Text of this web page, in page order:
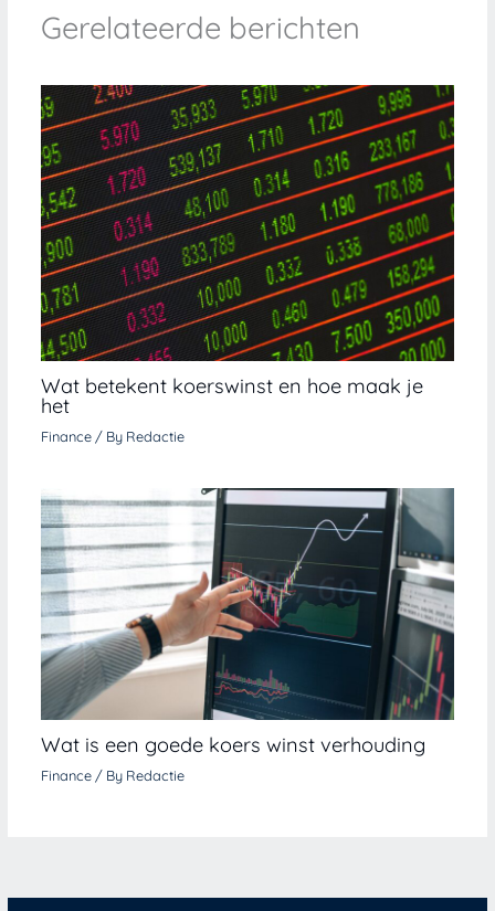
Gerelateerde berichten
Wat betekent koerswinst en hoe maak je
het
Finance/ By Redactie
Wat is een goede koers winst verhouding
Finance/ By Redactie